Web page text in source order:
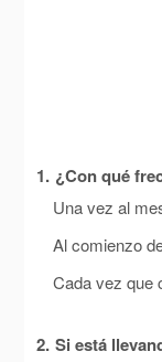
1. ¿Con qué
Una vez al
Al comienzo
Cada vez que
2. Si está